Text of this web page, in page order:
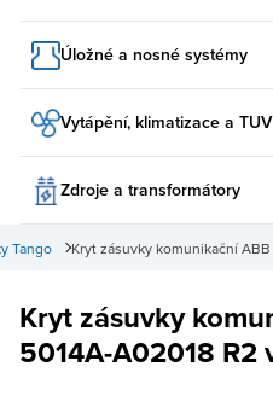
Úložné a nosné systémy
Vytápění, klimatizace a TUV
Zdroje a transformátory
Kryt zásuvky komunikační
Tango
Kryt zásuvky
5014A-A02018 R2